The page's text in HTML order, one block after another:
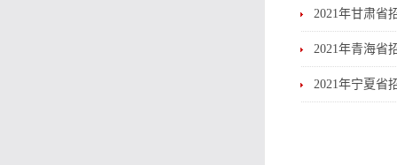
2021年甘肃省
2021年青海省
2021年宁夏省